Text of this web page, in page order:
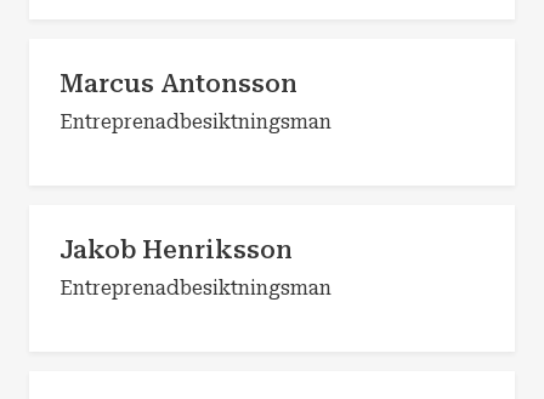
Marcus Antonsson
Entreprenadbesiktningsman
Jakob Henriksson
Entreprenadbesiktningsman